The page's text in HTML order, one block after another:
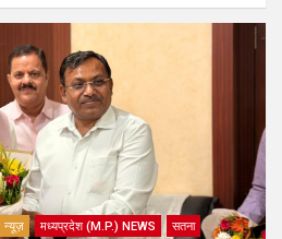
न्यूज़ मध्यप्रदेश (M.P.) NEWS सतना